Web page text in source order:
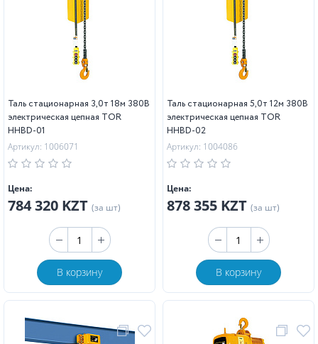
Таль стационарная 3,0т 18м 380В
электрическая цепная TOR
HHBD-01
Артикул: 1006071
Цена:
784 320 KZT (за шт)
В корзину
Таль стационарная 5,0т 12м 380В
электрическая цепная TOR
HHBD-02
Артикул: 1004086
Цена:
878 355 KZT (за шт)
В корзину